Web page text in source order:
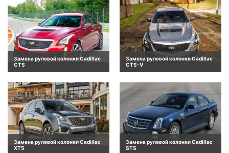
Замена рулевой колонки Cadillac
CTS
Замена рулевой колонки Cadillac
CTS-V
Замена рулевой колонки Cadillac
XT5
Замена рулевой колонки Cadillac
STS